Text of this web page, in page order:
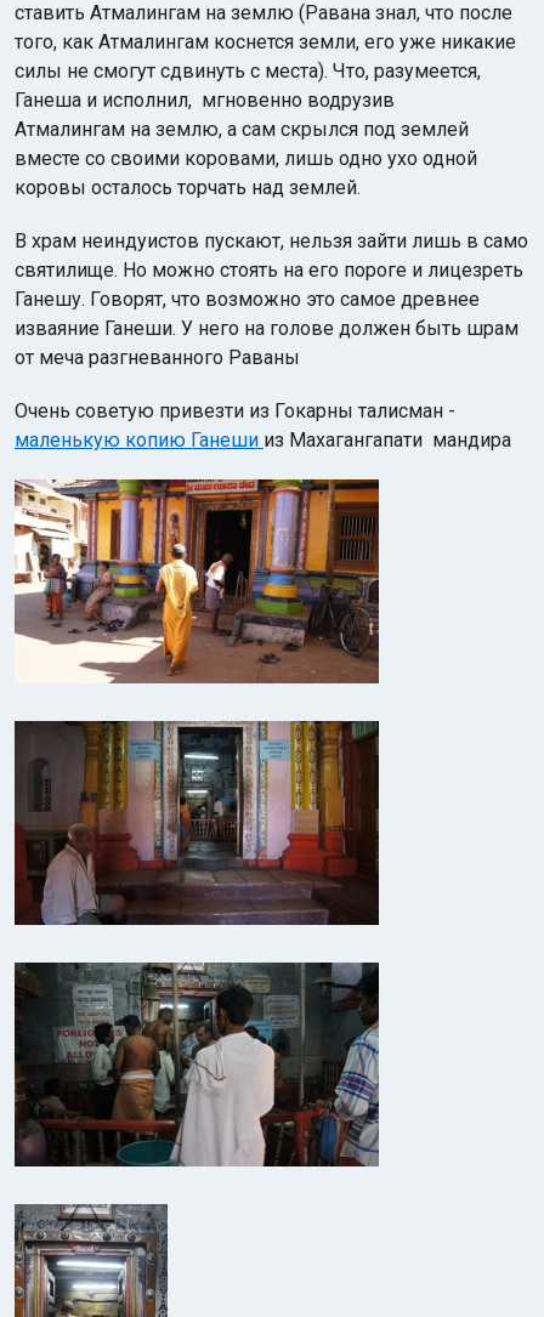
ставить Атмалингам на землю (Равана знал, что после
того, как Атмалингам коснется земли, его уже никакие
силы не смогут сдвинуть с места). Что, разумеется,
Ганеша и исполнил, мгновенно водрузив
Атмалингам на землю, а сам скрылся под землей
вместе со своими коровами, лишь одно ухо одной
коровы осталось торчать над землей.
В храм неиндуистов пускают, нельзя зайти лишь в само
святилище. Но можно стоять на его пороге и лицезреть
Ганешу. Говорят, что возможно это самое древнее
изваяние Ганеши. У него на голове должен быть шрам
от меча разгневанного Раваны
Очень советую привезти из Гокарны талисман -
маленькую копию Ганеши из Махагангапати мандира